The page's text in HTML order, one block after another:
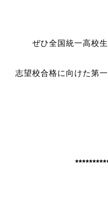
ぜひ全国統一高校
志望校合格に向けた第